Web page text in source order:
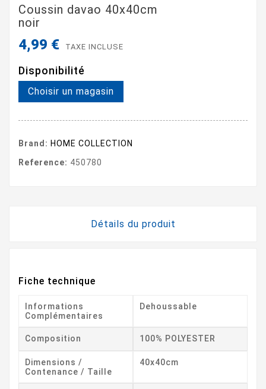
Coussin davao 40x40cm
noir
4,99 € TAXE INCLUSE
Disponibilité
Choisir un magasin
Brand: HOME COLLECTION
Reference: 450780
Détails du produit
Fiche technique
Informations
Complémentaires
Dehoussable
Composition 100% POLYESTER
Dimensions /
Contenance / Taille
40x40cm